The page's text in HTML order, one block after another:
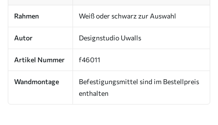
Rahmen Weiß oder schwarz zur Auswahl
Autor Designstudio Uwalls
Artikel Nummer f46011
Wandmontage
Befestigungsmittel sind im Bestellpreis
enthalten